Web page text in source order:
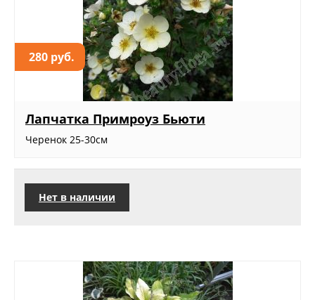
280 руб.
Лапчатка Примроуз Бьюти
Черенок 25-30см
Нет в наличии